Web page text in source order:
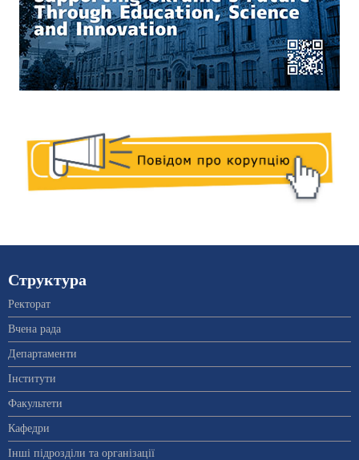
Структура
Ректорат
Вчена рада
Департаменти
Інститути
Факультети
Кафедри
Інші підрозділи та організації